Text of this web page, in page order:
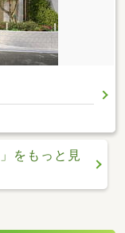
」をもっと見